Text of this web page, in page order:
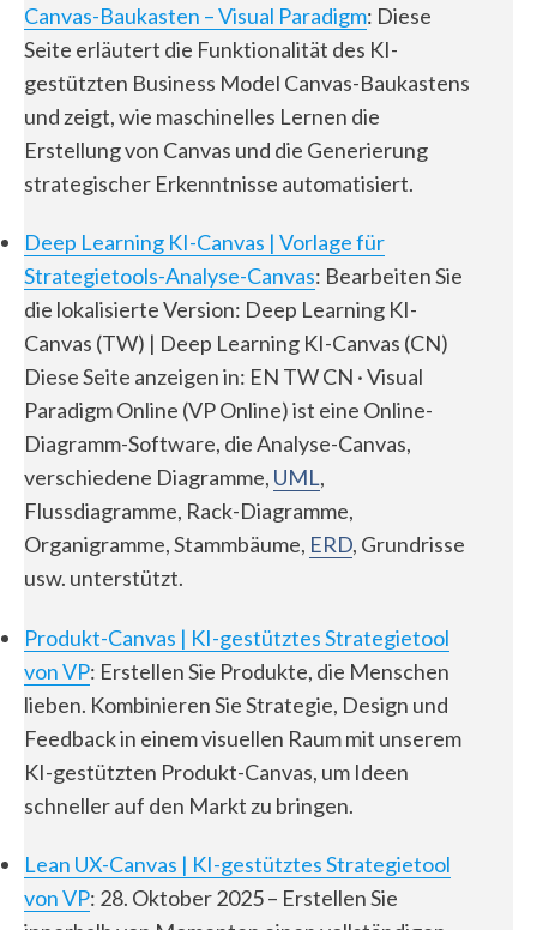
Canvas-Baukasten – Visual Paradigm: Diese
Seite erläutert die Funktionalität des KI-
gestützten Business Model Canvas-Baukastens
und zeigt, wie maschinelles Lernen die
Erstellung von Canvas und die Generierung
strategischer Erkenntnisse automatisiert.
Deep Learning KI-Canvas | Vorlage für
Strategietools-Analyse-Canvas: Bearbeiten Sie
die lokalisierte Version: Deep Learning KI-
Canvas (TW) | Deep Learning KI-Canvas (CN)
Diese Seite anzeigen in: EN TW CN · Visual
Paradigm Online (VP Online) ist eine Online-
Diagramm-Software, die Analyse-Canvas,
verschiedene Diagramme, UML,
Flussdiagramme, Rack-Diagramme,
Organigramme, Stammbäume, ERD, Grundrisse
usw. unterstützt.
Produkt-Canvas | KI-gestütztes Strategietool
von VP: Erstellen Sie Produkte, die Menschen
lieben. Kombinieren Sie Strategie, Design und
Feedback in einem visuellen Raum mit unserem
KI-gestützten Produkt-Canvas, um Ideen
schneller auf den Markt zu bringen.
Lean UX-Canvas | KI-gestütztes Strategietool
von VP: 28. Oktober 2025 – Erstellen Sie